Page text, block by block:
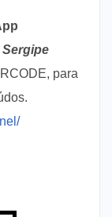
para